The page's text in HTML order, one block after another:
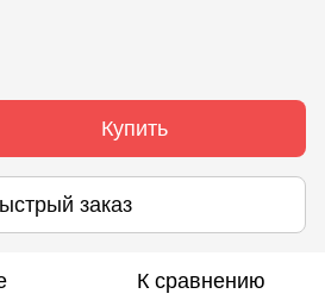
Купить
заказ
К сравнению